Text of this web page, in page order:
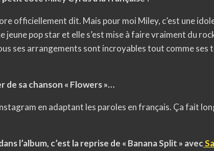
officiellement dit. Mais pour moi Miley, c’est une
jeune pop star et elle s’est mise à faire vraiment du
ses arrangements sont incroyables tout comme ses
sa chanson « Flowers »…
en adaptant les paroles en français. Ça fait
l’album, c’est la reprise de « Banana Split » avec